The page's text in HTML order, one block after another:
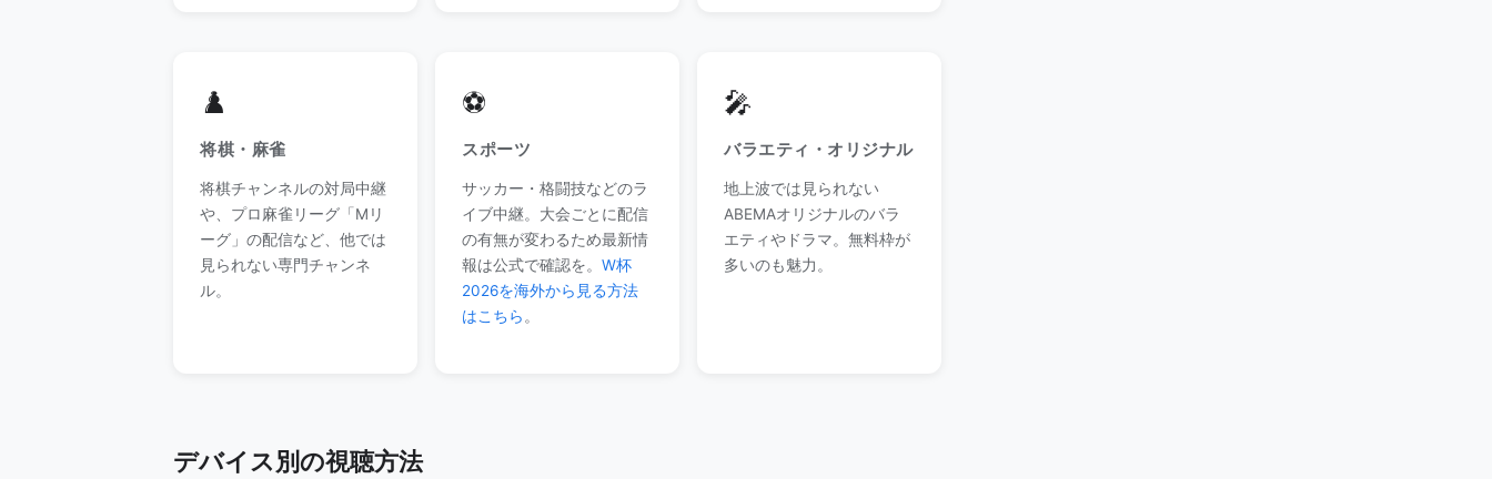
♟️
将棋・麻雀
将棋チャンネルの対局中継
や、プロ麻雀リーグ「Mリ
ーグ」の配信など、他では
見られない専門チャンネ
ル。
⚽
スポーツ
サッカー・格闘技などのラ
イブ中継。大会ごとに配信
の有無が変わるため最新情
報は公式で確認を。 W杯
2026を海外から見る方法
はこちら 。
🎤
バラエティ・オリジナル
地上波では見られない
ABEMAオリジナルのバラ
エティやドラマ。無料枠が
多いのも魅力。
デバイス別の視聴方法